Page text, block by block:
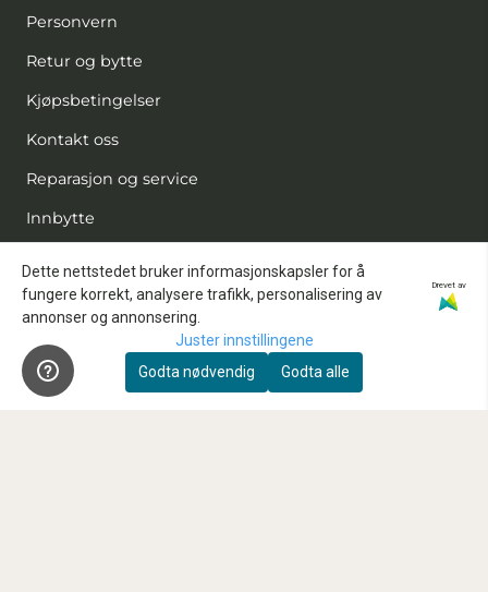
Personvern
Retur og bytte
Kjøpsbetingelser
Kontakt oss
Reparasjon og service
Innbytte
Kundeklubb
Våre anbefalte samarbeidspartnere
FAQ
Dette nettstedet bruker informasjonskapsler for å
fungere korrekt, analysere trafikk, personalisering av
annonser og annonsering.
Drevet av
Juster innstillingene
Godta nødvendig
Godta alle